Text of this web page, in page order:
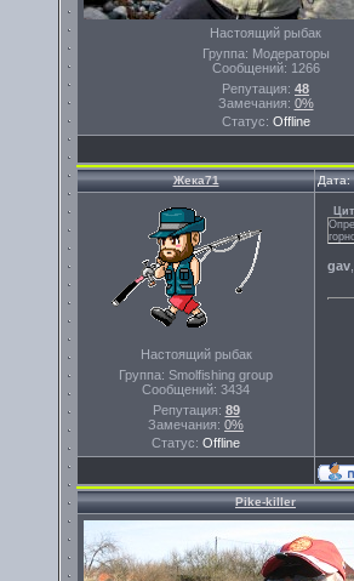
Настоящий рыбак
Группа: Модераторы
Сообщений: 1266
Репутация: 48
Замечания: 0%
Статус: Offline
Жека71 Дата:
Настоящий рыбак
Группа: Smolfishing group
Сообщений: 3434
Репутация: 89
Замечания: 0%
Статус: Offline
gav
Pike-killer